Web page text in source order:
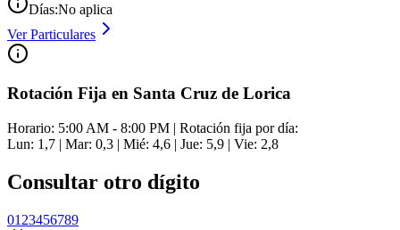
Días:No aplica
VerParticulares
Rotación Fija en Santa Cruz de Lorica
Horario: 5:00 AM - 8:00 PM | Rotación fija por día:
Lun: 1,7 | Mar: 0,3 | Mié: 4,6 | Jue: 5,9 | Vie: 2,8
Consultar otro dígito
01 23456789